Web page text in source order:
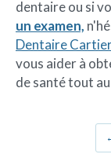
dentaire ou si
un examen,
Dentaire
vous aider à
de santé tout